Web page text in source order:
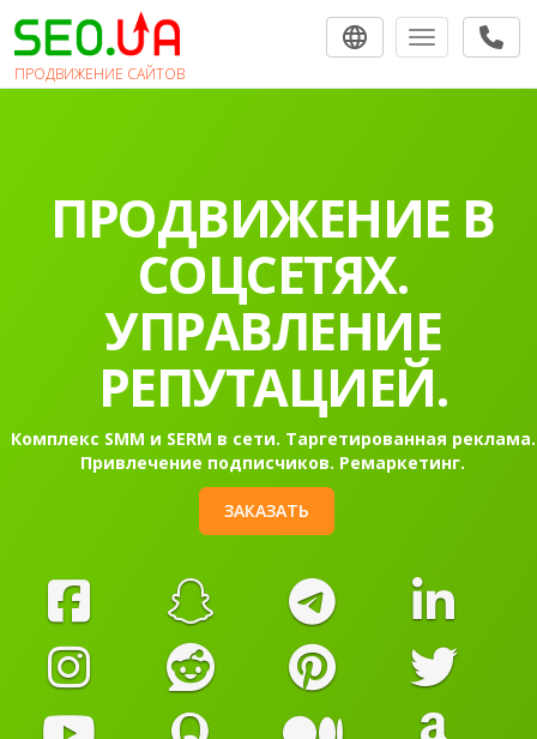
ПРОДВИЖЕНИЕ САЙТОВ
Toggle
ПРОДВИЖЕНИЕ В
СОЦСЕТЯХ.
УПРАВЛЕНИЕ
РЕПУТАЦИЕЙ.
Комплекс SMM и SERM в сети. Таргетированная реклама.
Привлечение подписчиков. Ремаркетинг.
ЗАКАЗАТЬ